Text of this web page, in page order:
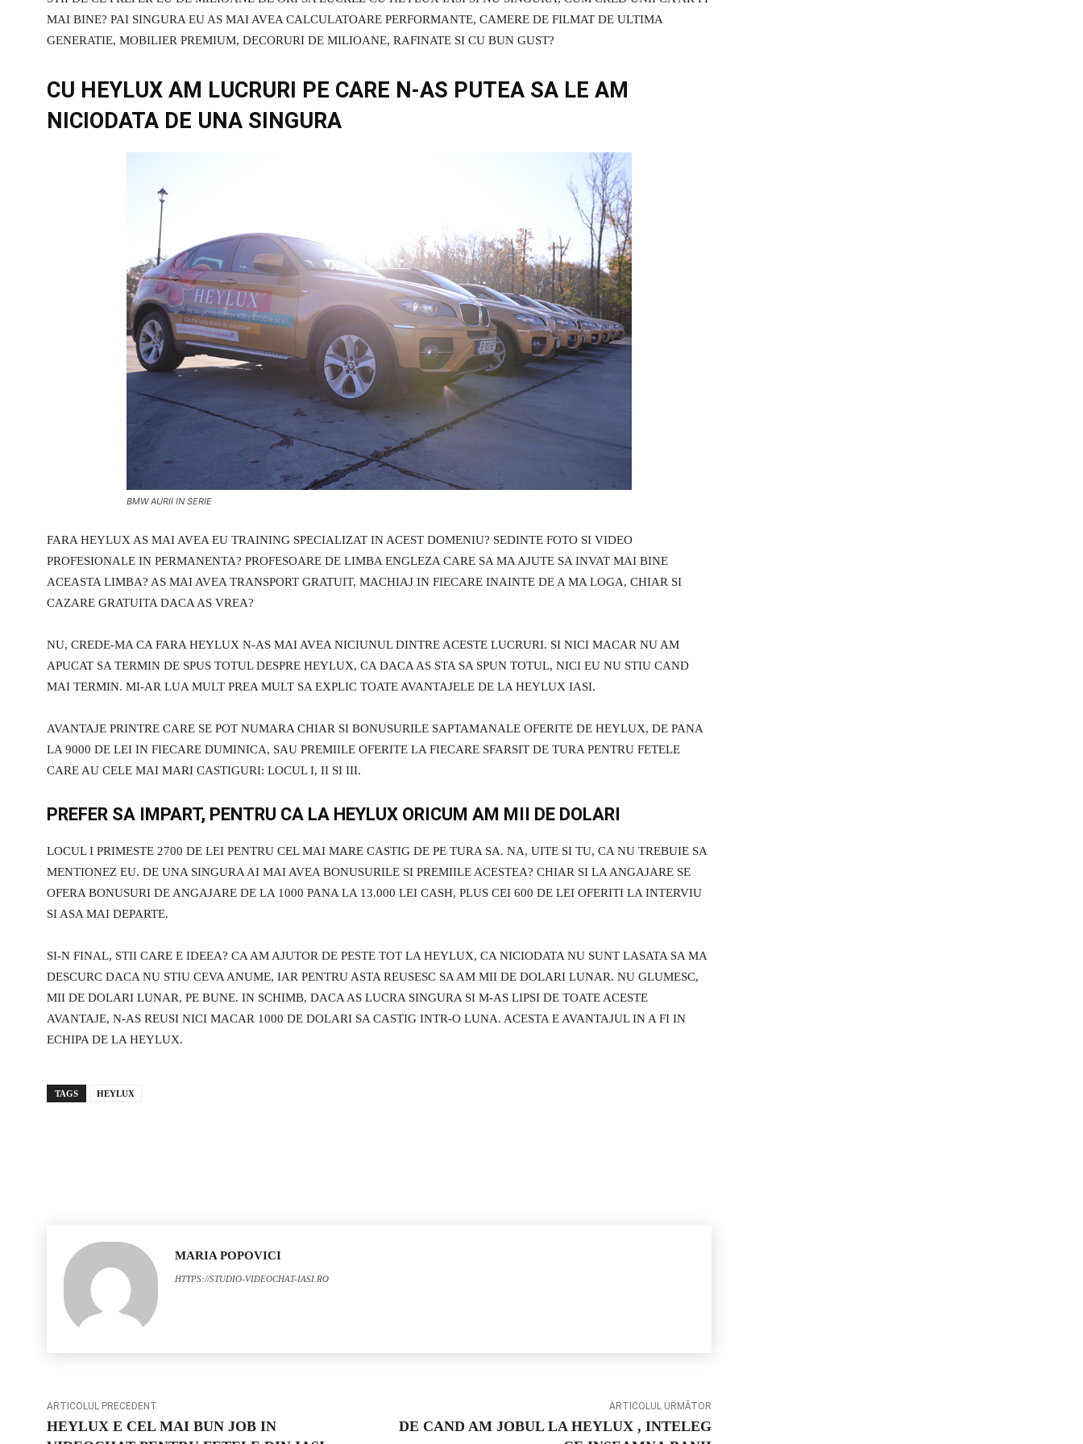
MAI BINE? PAI SINGURA EU AS MAI AVEA CALCULATOARE PERFORMANTE, CAMERE DE FILMAT DE ULTIMA
GENERATIE, MOBILIER PREMIUM, DECORURI DE MILIOANE, RAFINATE SI CU BUN GUST?
CU HEYLUX AM LUCRURI PE CARE N-AS PUTEA SA LE AM
NICIODATA DE UNA SINGURA
BMW AURII IN SERIE
FARA HEYLUX AS MAI AVEA EU TRAINING SPECIALIZAT IN ACEST DOMENIU? SEDINTE FOTO SI VIDEO
PROFESIONALE IN PERMANENTA? PROFESOARE DE LIMBA ENGLEZA CARE SA MA AJUTE SA INVAT MAI BINE
ACEASTA LIMBA? AS MAI AVEA TRANSPORT GRATUIT, MACHIAJ IN FIECARE INAINTE DE A MA LOGA, CHIAR SI
CAZARE GRATUITA DACA AS VREA?
NU, CREDE-MA CA FARA HEYLUX N-AS MAI AVEA NICIUNUL DINTRE ACESTE LUCRURI. SI NICI MACAR NU AM
APUCAT SA TERMIN DE SPUS TOTUL DESPRE HEYLUX, CA DACA AS STA SA SPUN TOTUL, NICI EU NU STIU CAND
MAI TERMIN. MI-AR LUA MULT PREA MULT SA EXPLIC TOATE AVANTAJELE DE LA HEYLUX IASI.
AVANTAJE PRINTRE CARE SE POT NUMARA CHIAR SI BONUSURILE SAPTAMANALE OFERITE DE HEYLUX, DE PANA
LA 9000 DE LEI IN FIECARE DUMINICA, SAU PREMIILE OFERITE LA FIECARE SFARSIT DE TURA PENTRU FETELE
CARE AU CELE MAI MARI CASTIGURI: LOCUL I, II SI III.
PREFER SA IMPART, PENTRU CA LA HEYLUX ORICUM AM MII DE DOLARI
LOCUL I PRIMESTE 2700 DE LEI PENTRU CEL MAI MARE CASTIG DE PE TURA SA. NA, UITE SI TU, CA NU TREBUIE SA
MENTIONEZ EU. DE UNA SINGURA AI MAI AVEA BONUSURILE SI PREMIILE ACESTEA? CHIAR SI LA ANGAJARE SE
OFERA BONUSURI DE ANGAJARE DE LA 1000 PANA LA 13.000 LEI CASH, PLUS CEI 600 DE LEI OFERITI LA INTERVIU
SI ASA MAI DEPARTE.
SI-N FINAL, STII CARE E IDEEA? CA AM AJUTOR DE PESTE TOT LA HEYLUX, CA NICIODATA NU SUNT LASATA SA MA
DESCURC DACA NU STIU CEVA ANUME, IAR PENTRU ASTA REUSESC SA AM MII DE DOLARI LUNAR. NU GLUMESC,
MII DE DOLARI LUNAR, PE BUNE. IN SCHIMB, DACA AS LUCRA SINGURA SI M-AS LIPSI DE TOATE ACESTE
AVANTAJE, N-AS REUSI NICI MACAR 1000 DE DOLARI SA CASTIG INTR-O LUNA. ACESTA E AVANTAJUL IN A FI IN
ECHIPA DE LA HEYLUX.
TAGS HEYLUX
MARIA POPOVICI
HTTPS://STUDIO-VIDEOCHAT-IASI.RO
ARTICOLUL PRECEDENT
HEYLUX E CEL MAI BUN JOB IN
ARTICOLUL URMĂTOR
DE CAND AM JOBUL LA HEYLUX , INTELEG